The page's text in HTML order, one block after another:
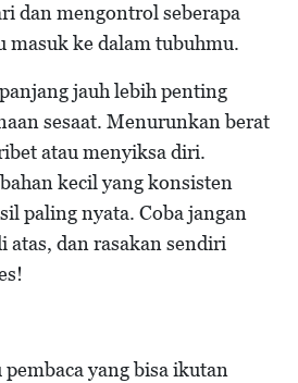
dan mengontrol seberapa
masuk ke dalam tubuhmu.
jauh lebih penting
sesaat. Menurunkan berat
atau menyiksa diri.
kecil yang konsisten
paling nyata. Coba jangan
atas, dan rasakan sendiri
yang bisa ikutan